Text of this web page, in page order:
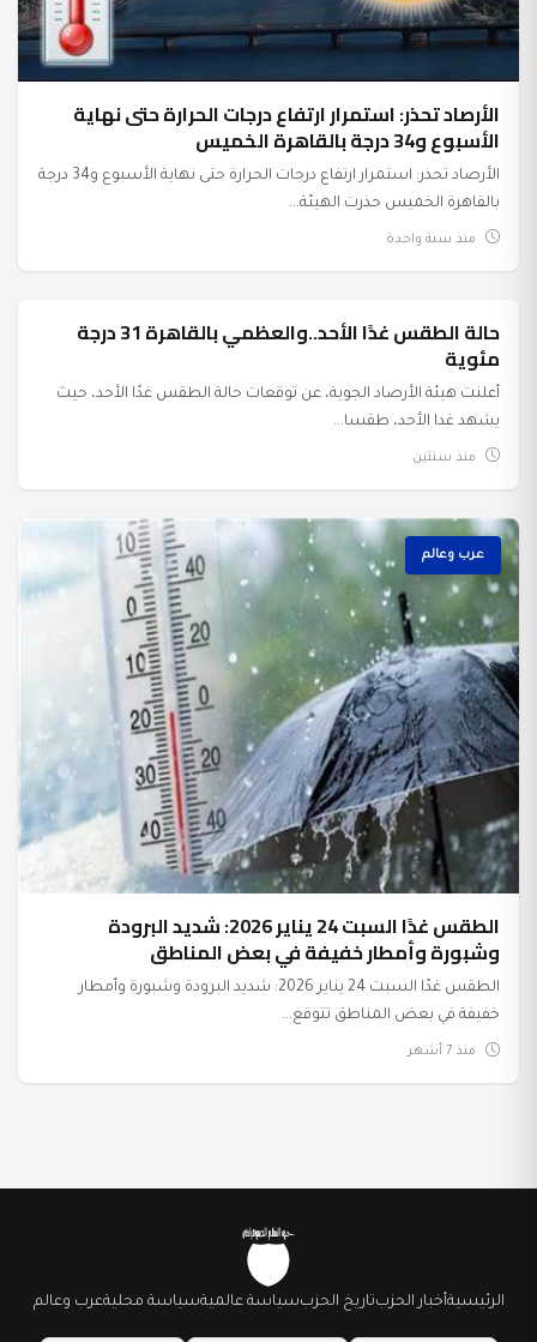
الأرصاد تحذر: استمرار ارتفاع درجات الحرارة حتى نهاية
الأسبوع و34 درجة بالقاهرة الخميس
الأرصاد تحذر: استمرار ارتفاع درجات الحرارة حتى نهاية الأسبوع و34 درجة
بالقاهرة الخميس حذرت الهيئة...
منذ سنة واحدة
عرب وعالم حالة الطقس غدًا الأحد..والعظمي بالقاهرة 31 درجة
مئوية
أعلنت هيئة الأرصاد الجوية، عن توقعات حالة الطقس غدًا الأحد، حيث
يشهد غدا الأحد، طقسا...
منذ سنتين
عرب وعالم
الطقس غدًا السبت 24 يناير 2026: شديد البرودة
وشبورة وأمطار خفيفة في بعض المناطق
الطقس غدًا السبت 24 يناير 2026: شديد البرودة وشبورة وأمطار
خفيفة في بعض المناطق تتوقع...
منذ 7 أشهر
الرئيسيةأخبار الحزبتاريخ الحزبسياسة عالميةسياسة محليةعرب وعالم